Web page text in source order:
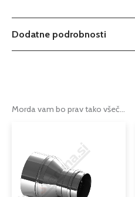
Dodatne podrobnosti
130mm
Serija
Podkategorija1
Morda vam bo prav tako všeč…